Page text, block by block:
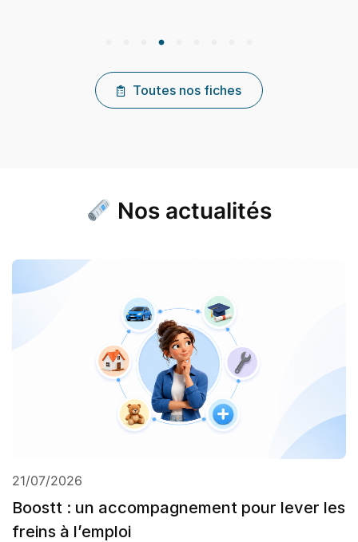
Toutes nos fiches
Nos actualités
21/07/2026
Boostt : un accompagnement pour lever les
freins à l’emploi